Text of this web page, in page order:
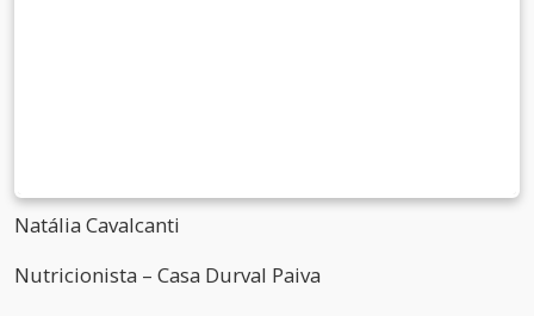
Natália Cavalcanti
Nutricionista – Casa Durval Paiva